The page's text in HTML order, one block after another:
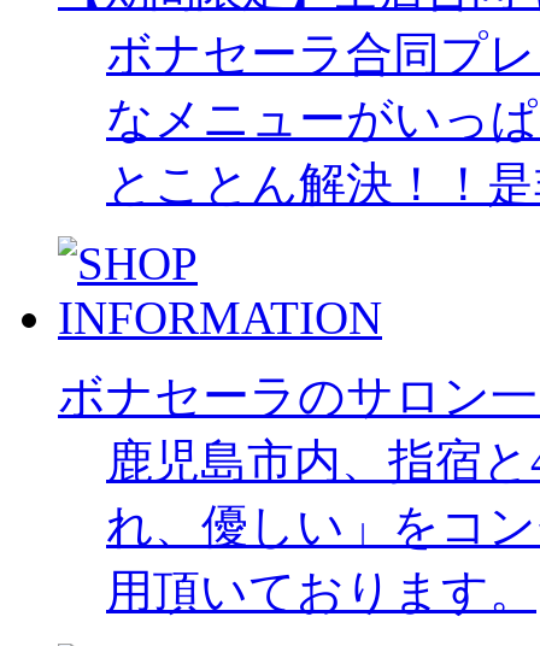
ボナセーラ合同プ
なメニューがいっ
とことん解決！！
ボナセーラのサロン
鹿児島市内、指宿
れ、優しい」をコ
用頂いております。